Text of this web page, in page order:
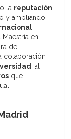
la reputación
y ampliando
.
en
de
colaboración
, al
que